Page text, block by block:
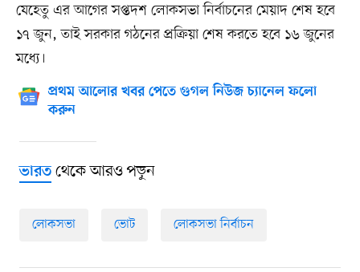
যেহেতু এর আগের সপ্তদশ লোকসভা নির্বাচনের মেয়াদ শেষ হবে
১৭ জুন, তাই সরকার গঠনের প্রক্রিয়া শেষ করতে হবে ১৬ জুনের
মধ্যে।
প্রথম আলোর খবর পেতে গুগল নিউজ চ্যানেল ফলো
করুন
ভারতথেকে আরও পড়ুন
লোকসভা ভোট লোকসভা নির্বাচন